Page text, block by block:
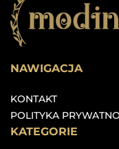
NAWIGACJA
KONTAKT
POLITYKA
KATEGORIE